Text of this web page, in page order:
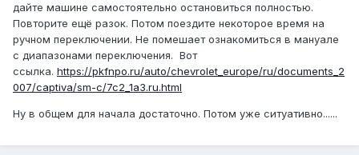
дайте машине самостоятельно остановиться полностью.
Повторите ещё разок. Потом поездите некоторое время на
ручном переключении. Не помешает ознакомиться в мануале
с диапазонами переключения. Вот
ссылка. https://pkfnpo.ru/auto/chevrolet_europe/ru/documents_2
007/captiva/sm-c/7c2_1a3.ru.html
Ну в общем для начала достаточно. Потом уже ситуативно......